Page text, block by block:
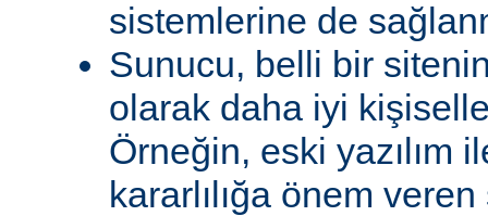
sistemlerine de
Sunucu, belli bir
olarak daha iyi
Örneğin, eski yazılım
kararlılığa önem